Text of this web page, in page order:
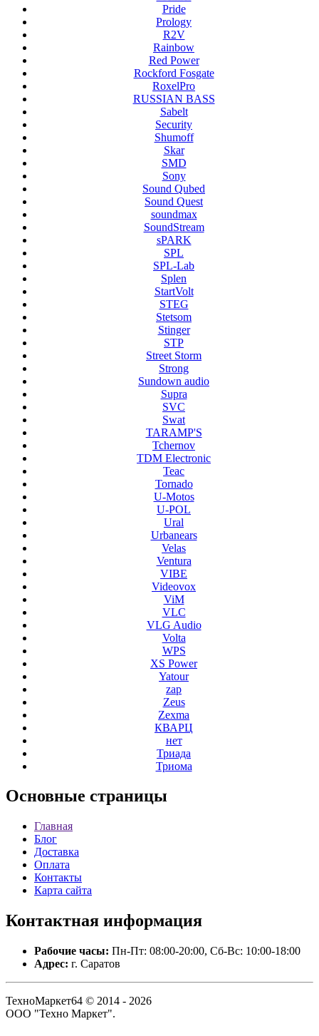
Pride
Prology
R2V
Rainbow
Red Power
Rockford Fosgate
RoxelPro
RUSSIAN BASS
Sabelt
Security
Shumoff
Skar
SMD
Sony
Sound Qubed
Sound Quest
soundmax
SoundStream
sPARK
SPL
SPL-Lab
Splen
StartVolt
STEG
Stetsom
Stinger
STP
Street Storm
Strong
Sundown audio
Supra
SVC
Swat
TARAMP'S
Tchernov
TDM Electronic
Teac
Tornado
U-Motos
U-POL
Ural
Urbanears
Velas
Ventura
VIBE
Videovox
ViM
VLC
VLG Audio
Volta
WPS
XS Power
Yatour
zap
Zeus
Zexma
КВАРЦ
нет
Триада
Триома
Основные страницы
Главная
Блог
Доставка
Оплата
Контакты
Карта сайта
Контактная информация
Рабочие часы: Пн-Пт: 08:00-20:00, Сб-Вс: 10:00-18:00
Адрес: г. Саратов
ТехноМаркет64 © 2014 - 2026
ООО "Техно Маркет".